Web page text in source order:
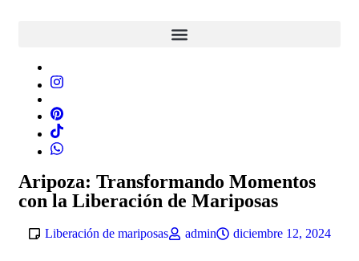
Aripoza: Transformando Momentos
con la Liberación de Mariposas
Liberación de mariposas admin diciembre 12, 2024